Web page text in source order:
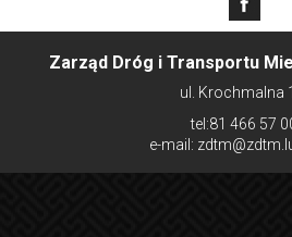
Zarząd Dróg i Transportu
ul. Krochmalna
tel:81 466 57
e-mail: